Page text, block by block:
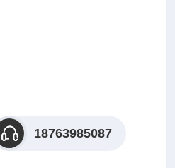
18763985087